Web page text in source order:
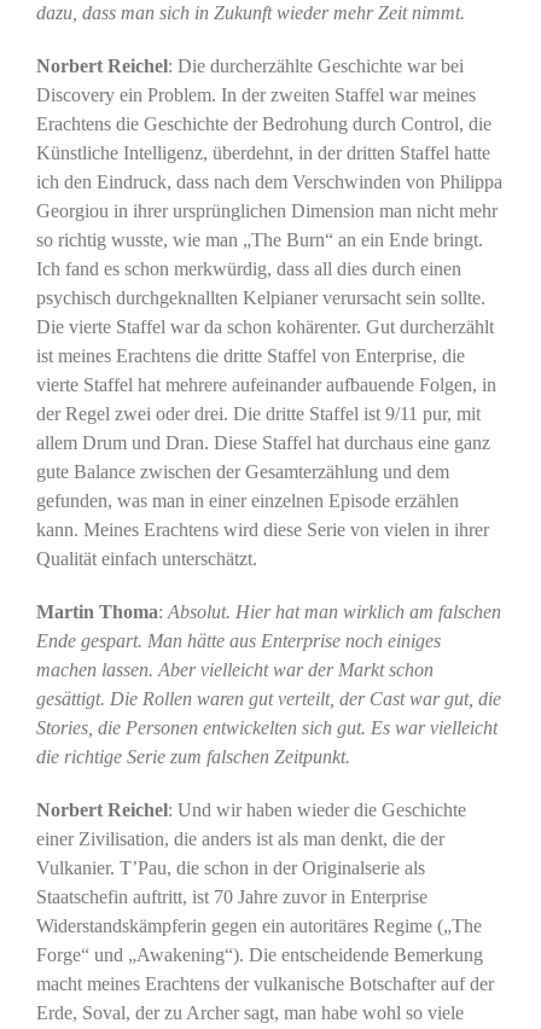
dazu, dass man sich in Zukunft wieder mehr Zeit nimmt.
Norbert Reichel: Die durcherzählte Geschichte war bei
Discovery ein Problem. In der zweiten Staffel war meines
Erachtens die Geschichte der Bedrohung durch Control, die
Künstliche Intelligenz, überdehnt, in der dritten Staffel hatte
ich den Eindruck, dass nach dem Verschwinden von Philippa
Georgiou in ihrer ursprünglichen Dimension man nicht mehr
so richtig wusste, wie man „The Burn“ an ein Ende bringt.
Ich fand es schon merkwürdig, dass all dies durch einen
psychisch durchgeknallten Kelpianer verursacht sein sollte.
Die vierte Staffel war da schon kohärenter. Gut durcherzählt
ist meines Erachtens die dritte Staffel von Enterprise, die
vierte Staffel hat mehrere aufeinander aufbauende Folgen, in
der Regel zwei oder drei. Die dritte Staffel ist 9/11 pur, mit
allem Drum und Dran. Diese Staffel hat durchaus eine ganz
gute Balance zwischen der Gesamterzählung und dem
gefunden, was man in einer einzelnen Episode erzählen
kann. Meines Erachtens wird diese Serie von vielen in ihrer
Qualität einfach unterschätzt.
Martin Thoma: Absolut. Hier hat man wirklich am falschen
Ende gespart. Man hätte aus Enterprise noch einiges
machen lassen. Aber vielleicht war der Markt schon
gesättigt. Die Rollen waren gut verteilt, der Cast war gut, die
Stories, die Personen entwickelten sich gut. Es war vielleicht
die richtige Serie zum falschen Zeitpunkt.
Norbert Reichel: Und wir haben wieder die Geschichte
einer Zivilisation, die anders ist als man denkt, die der
Vulkanier. T’Pau, die schon in der Originalserie als
Staatschefin auftritt, ist 70 Jahre zuvor in Enterprise
Widerstandskämpferin gegen ein autoritäres Regime („The
Forge“ und „Awakening“). Die entscheidende Bemerkung
macht meines Erachtens der vulkanische Botschafter auf der
Erde, Soval, der zu Archer sagt, man habe wohl so viele